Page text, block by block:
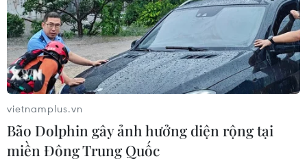
vietnamplus.vn
Bão Dolphin gây ảnh hưởng diện rộng tại
miền Đông Trung Quốc